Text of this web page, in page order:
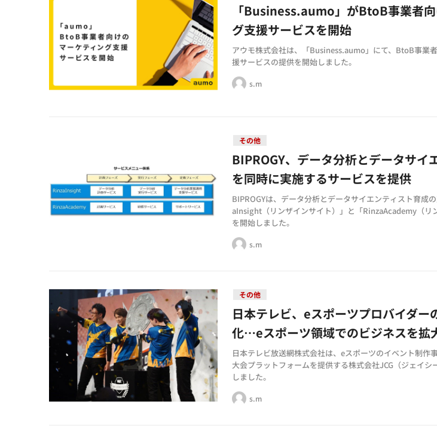
「Business.aumo」がBtoB事業者
グ支援サービスを開始
アウモ株式会社は、「Business.aumo」にて、BtoB事業
援サービスの提供を開始しました。
s.m
その他
BIPROGY、データ分析とデータサイ
を同時に実施するサービスを提供
BIPROGYは、データ分析とデータサイエンティスト育成
aInsight（リンザインサイト）」と「RinzaAcademy（リ
を開始しました。
s.m
その他
日本テレビ、eスポーツプロバイダー
化…eスポーツ領域でのビジネスを拡
日本テレビ放送網株式会社は、eスポーツのイベント制作
大会プラットフォームを提供する株式会社JCG（ジェイシ
しました。
s.m